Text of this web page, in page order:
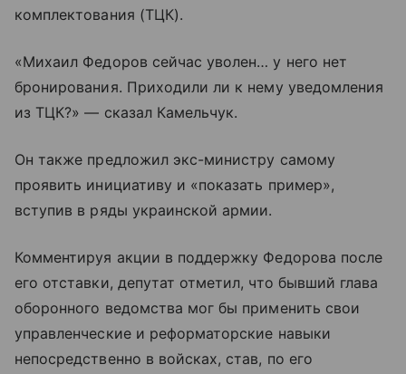
комплектования (ТЦК).
«Михаил Федоров сейчас уволен… у него нет
бронирования. Приходили ли к нему уведомления
из ТЦК?» — сказал Камельчук.
Он также предложил экс-министру самому
проявить инициативу и «показать пример»,
вступив в ряды украинской армии.
Комментируя акции в поддержку Федорова после
его отставки, депутат отметил, что бывший глава
оборонного ведомства мог бы применить свои
управленческие и реформаторские навыки
непосредственно в войсках, став, по его